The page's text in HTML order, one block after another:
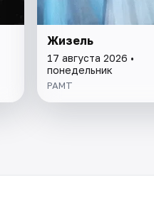
Жизель
17 августа 2026 •
понедельник
РАМТ